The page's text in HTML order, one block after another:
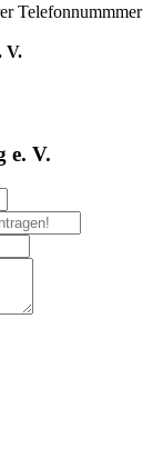
Telefonnummmer
V.
e. V.